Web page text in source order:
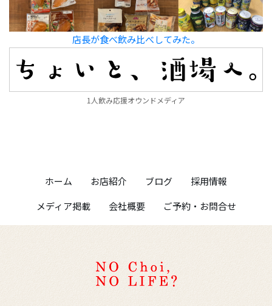
店長が食べ飲み比べしてみた。
1人飲み応援オウンドメディア
ホーム お店紹介 ブログ
採用情報
メディア掲載
会社概要 ご予約・お問合せ